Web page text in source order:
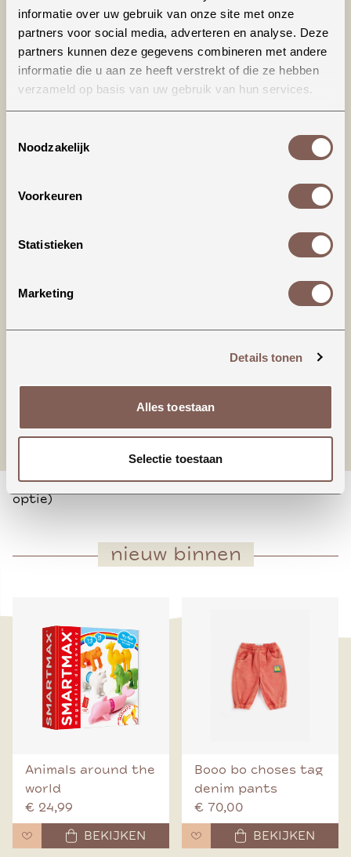
informatie over uw gebruik van onze site met onze
partners voor social media, adverteren en analyse. Deze
partners kunnen deze gegevens combineren met andere
informatie die u aan ze heeft verstrekt of die ze hebben
verzameld op basis van uw gebruik van hun services.
Noodzakelijk
Voorkeuren
Statistieken
Marketing
Details tonen
Alles toestaan
Selectie toestaan
Productinformatie
House of Jamie | Hooded Sweatdress
Dit stoere exemplaar is gemaakt van zachte
summer sweat. Het design heeft een losse
gedetailleerd met een dubbellaagse capuchon
* Ruche aan de onderkant
* Dubbellaagse capuchon
* Verlaagde schouders
* Losse pasvorm
* Klein HOJ borduursel op de borst (Dusk Blue
optie)
nieuw binnen
Animals around the
world
€ 24,99
BEKIJKEN
Booo bo choses tag
denim pants
€ 70,00
BEKIJKEN